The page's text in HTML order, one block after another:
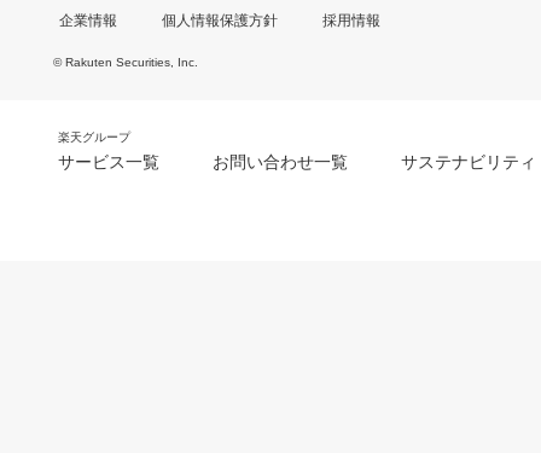
企業情報 個人情報保護方針 採用情報
© Rakuten Securities, Inc.
楽天グループ
サービス一覧 お問い合わせ一覧 サステナビリティ